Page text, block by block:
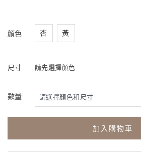
顏色 杏 黃
尺寸 請先選擇顏色
數量
加入購物車